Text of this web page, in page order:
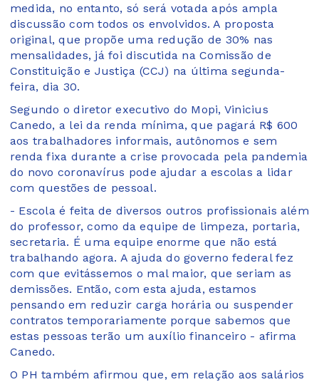
medida, no entanto, só será votada após ampla
discussão com todos os envolvidos. A proposta
original, que propõe uma redução de 30% nas
mensalidades, já foi discutida na Comissão de
Constituição e Justiça (CCJ) na última segunda-
feira, dia 30.
Segundo o diretor executivo do Mopi, Vinicius
Canedo, a lei da renda mínima, que pagará R$ 600
aos trabalhadores informais, autônomos e sem
renda fixa durante a crise provocada pela pandemia
do novo coronavírus pode ajudar a escolas a lidar
com questões de pessoal.
- Escola é feita de diversos outros profissionais além
do professor, como da equipe de limpeza, portaria,
secretaria. É uma equipe enorme que não está
trabalhando agora. A ajuda do governo federal fez
com que evitássemos o mal maior, que seriam as
demissões. Então, com esta ajuda, estamos
pensando em reduzir carga horária ou suspender
contratos temporariamente porque sabemos que
estas pessoas terão um auxílio financeiro - afirma
Canedo.
O PH também afirmou que, em relação aos salários